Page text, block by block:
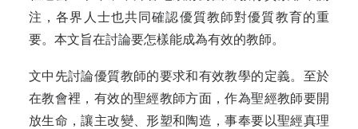
注，各界人士也共同確認優質教師對優質教育的重
要。本文旨在討論要怎樣能成為有效的教師。
文中先討論優質教師的要求和有效教學的定義。至於
在教會裡， 有效的聖經教師方面，作為聖經教師要開
放生命，讓主改變、形塑和陶造，事奉要以聖經真理